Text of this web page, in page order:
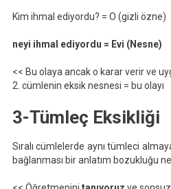
Kim ihmal ediyordu? = O (gizli özne)
neyi ihmal ediyordu = Evi (Nesne)
<< Bu olaya ancak o karar verir ve
2. cümlenin eksik nesnesi = bu olayı
3-Tümleç Eksikliği
Sıralı cümlelerde aynı tümleci
bağlanması bir anlatım bozukluğu